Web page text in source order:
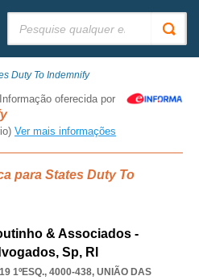
Duty To Indemnify
Informação oferecida por
Ver mais informações
para States Duty To
& Associados -
Sp, Rl
1ºESQ., 4000-438, UNIÃO DAS